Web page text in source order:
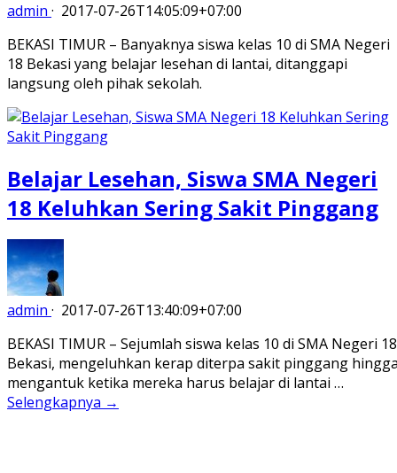
admin · 2017-07-26T14:05:09+07:00
BEKASI TIMUR – Banyaknya siswa kelas 10 di SMA Negeri
18 Bekasi yang belajar lesehan di lantai, ditanggapi
langsung oleh pihak sekolah.
Belajar Lesehan, Siswa SMA Negeri
18 Keluhkan Sering Sakit Pinggang
admin · 2017-07-26T13:40:09+07:00
BEKASI TIMUR – Sejumlah siswa kelas 10 di SMA Negeri 18
Bekasi, mengeluhkan kerap diterpa sakit pinggang
mengantuk ketika mereka harus belajar di lantai …
Selengkapnya →